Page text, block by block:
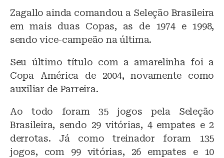
Zagallo ainda comandou a Seleção Brasileira
em mais duas Copas, as de 1974 e 1998,
sendo vice-campeão na última.
Seu último título com a amarelinha foi a
Copa América de 2004, novamente como
auxiliar de Parreira.
Ao todo foram 35 jogos pela Seleção
Brasileira, sendo 29 vitórias, 4 empates e 2
derrotas. Já como treinador foram 135
jogos, com 99 vitórias, 26 empates e 10